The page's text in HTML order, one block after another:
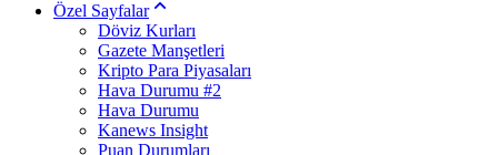
Özel Sayfalar
Döviz Kurları
Gazete Manşetleri
Kripto Para Piyasaları
Hava Durumu #2
Hava Durumu
Kanews Insight
Puan Durumları